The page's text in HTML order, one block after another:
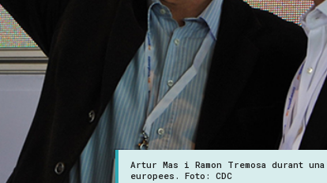
Artur Mas i Ramon Tremosa durant
europees. Foto: CDC